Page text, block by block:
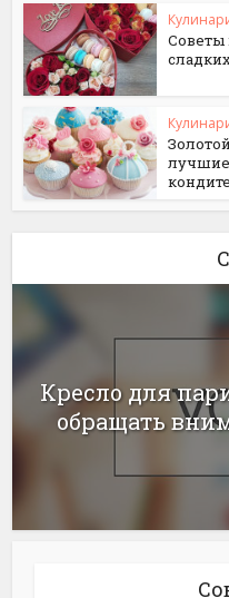
Советы
Кресло для
обращать